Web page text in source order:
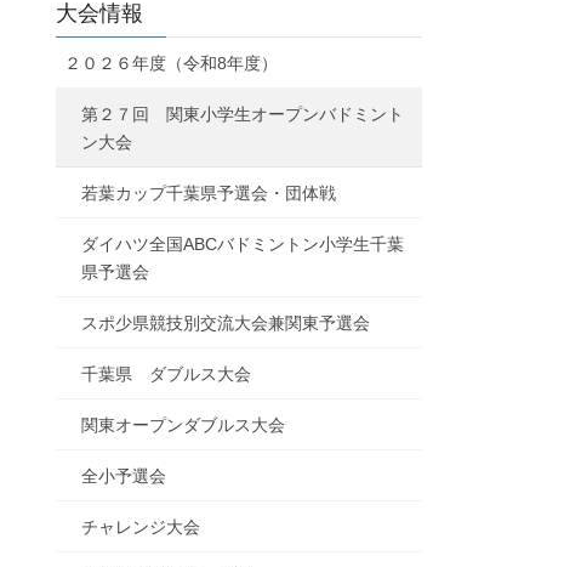
大会情報
２０２６年度（令和8年度）
第２７回 関東小学生オープンバドミント
ン大会
若葉カップ千葉県予選会・団体戦
ダイハツ全国ABCバドミントン小学生千葉
県予選会
スポ少県競技別交流大会兼関東予選会
千葉県 ダブルス大会
関東オープンダブルス大会
全小予選会
チャレンジ大会